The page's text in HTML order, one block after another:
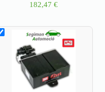
182,47 €